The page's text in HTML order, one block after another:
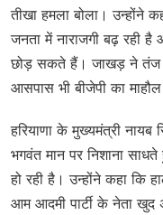
तीखा हमला बोला। उन्होंने
जनता में नाराजगी बढ़ रही
छोड़ सकते हैं। जाखड़ ने तंज
आसपास भी बीजेपी का
हरियाणा के मुख्यमंत्री
भगवंत मान पर निशाना
हो रही है। उन्होंने कहा कि
आम आदमी पार्टी के नेता खुद